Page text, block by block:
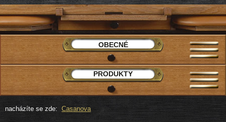
nacházíte se zde: Casanova
OBECNÉ
PRODUKTY